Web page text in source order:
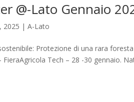
@-Lato Gennaio
2025 |A-Lato
Protezione di una rara
FieraAgricola Tech – 28 -30 gennaio.